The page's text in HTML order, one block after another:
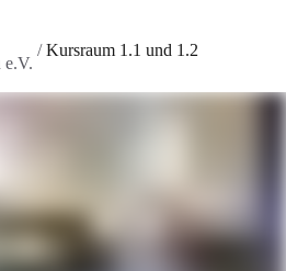
e.V.
/Kursraum 1.1 und 1.2